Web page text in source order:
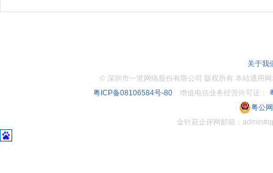
关于我
© 深圳市一览网络股份有限公司 版权所有 本站通
粤ICP备08106584号-80增值电信业务经营许可证：
粤公
金针菇企评网邮箱：